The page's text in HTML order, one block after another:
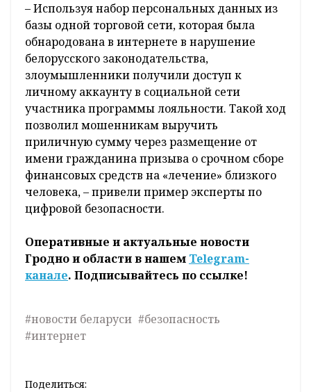
– Используя набор персональных данных из
базы одной торговой сети, которая была
обнародована в интернете в нарушение
белорусского законодательства,
злоумышленники получили доступ к
личному аккаунту в социальной сети
участника программы лояльности. Такой ход
позволил мошенникам выручить
приличную сумму через размещение от
имени гражданина призыва о срочном сборе
финансовых средств на «лечение» близкого
человека, – привели пример эксперты по
цифровой безопасности.
Оперативные и актуальные новости
Гродно и области в нашем Telegram-
канале. Подписывайтесь по ссылке!
#новости беларуси #безопасность
#интернет
Поделиться: